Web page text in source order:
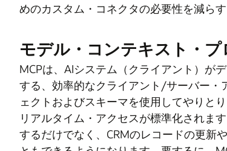
めのカスタム・コネクタの必要性を減らす
モデル・コンテキスト・
MCPは、AIシステム（クライアント）が
する、効率的なクライアント/サーバー・
ェクトおよびスキーマを使用してやりと
リアルタイム・アクセスが標準化されま
するだけでなく、CRMのレコードの更新